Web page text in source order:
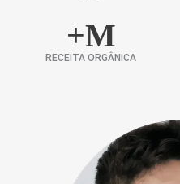
+M
RECEITA ORGÂNICA